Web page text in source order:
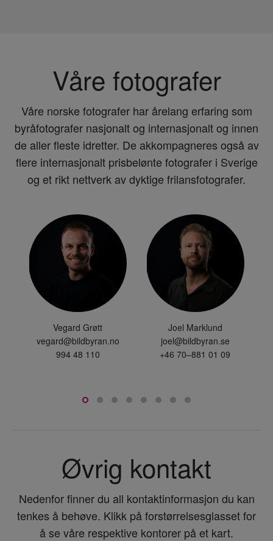
Våre fotografer
Våre norske fotografer har årelang erfaring som
byråfotografer nasjonalt og internasjonalt og innen
de aller fleste idretter. De akkompagneres også av
flere internasjonalt prisbelønte fotografer i Sverige
og et rikt nettverk av dyktige frilansfotografer.
Vegard Grøtt
vegard@bildbyran.no
994 48 110
Joel Marklund
joel@bildbyran.se
+46 70–881 01 09
Øvrig kontakt
Nedenfor finner du all kontaktinformasjon du kan
tenkes å behøve. Klikk på forstørrelsesglasset for
å se våre respektive kontorer på et kart.